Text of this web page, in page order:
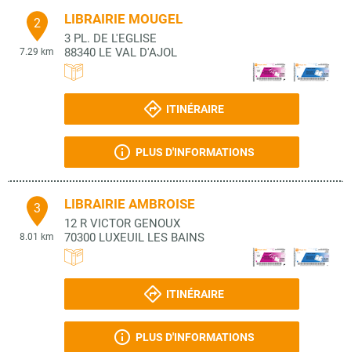
2
7.29 km
LIBRAIRIE MOUGEL
3 PL. DE L'EGLISE
88340 LE VAL D'AJOL
ITINÉRAIRE
PLUS D'INFORMATIONS
3
8.01 km
LIBRAIRIE AMBROISE
12 R VICTOR GENOUX
70300 LUXEUIL LES BAINS
ITINÉRAIRE
PLUS D'INFORMATIONS